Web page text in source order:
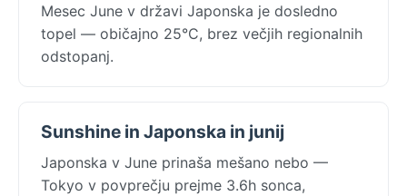
Mesec June v državi Japonska je dosledno
topel — običajno 25°C, brez večjih regionalnih
odstopanj.
Sunshine in Japonska in junij
Japonska v June prinaša mešano nebo —
Tokyo v povprečju prejme 3.6h sonca,